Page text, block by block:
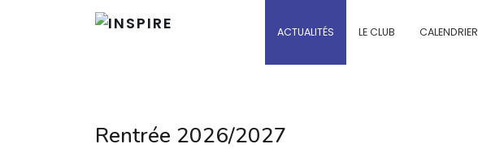
ACTUALITÉS LE CLUB CALENDRIER
Rentrée 2026/2027